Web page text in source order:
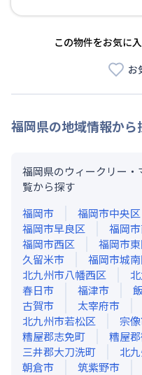
この物件をお気に
お
福岡県の地域情報から
福岡県のウィークリー
覧から探す
福岡市
福岡市中央区
福岡市早良区
福岡
福岡市西区
福岡市
久留米市
福岡市城
北九州市八幡西区
春日市
福津市
古賀市
太宰府市
北九州市若松区
宗
糟屋郡志免町
糟屋
三井郡大刀洗町
北
朝倉市
筑紫野市